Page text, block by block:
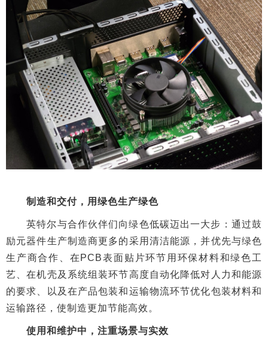
制造和交付，用绿色生产绿色
英特尔与合作伙伴们向绿色低碳迈出一大步：通过鼓
励元器件生产制造商更多的采用清洁能源，并优先与绿色
生产商合作、在PCB表面贴片环节用环保材料和绿色工
艺、在机壳及系统组装环节高度自动化降低对人力和能源
的要求、以及在产品包装和运输物流环节优化包装材料和
运输路径，使制造更加节能高效。
使用和维护中，注重场景与实效